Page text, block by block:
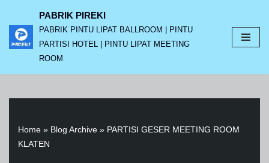
Lompat
ke
PABRIK PIREKI
PABRIK PINTU LIPAT BALLROOM | PINTU
PARTISI HOTEL | PINTU LIPAT MEETING
ROOM
Home » Blog Archive » PARTISI GESER MEETING ROOM
KLATEN